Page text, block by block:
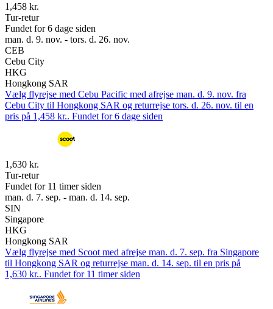
1,458 kr.
Tur-retur
Fundet for 6 dage siden
man. d. 9. nov. - tors. d. 26. nov.
CEB
Cebu City
HKG
Hongkong SAR
Vælg flyrejse med Cebu Pacific med afrejse man. d. 9. nov. fra
Cebu City til Hongkong SAR og returrejse tors. d. 26. nov. til en
pris på 1,458 kr.. Fundet for 6 dage siden
1,630 kr.
Tur-retur
Fundet for 11 timer siden
man. d. 7. sep. - man. d. 14. sep.
SIN
Singapore
HKG
Hongkong SAR
Vælg flyrejse med Scoot med afrejse man. d. 7. sep. fra Singapore
til Hongkong SAR og returrejse man. d. 14. sep. til en pris på
1,630 kr.. Fundet for 11 timer siden